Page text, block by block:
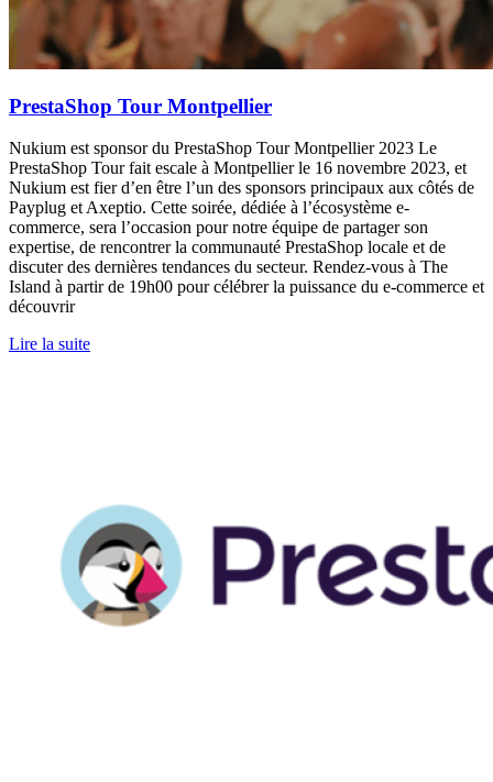
PrestaShop Tour Montpellier
Nukium est sponsor du PrestaShop Tour Montpellier 2023 Le
PrestaShop Tour fait escale à Montpellier le 16 novembre 2023, et
Nukium est fier d’en être l’un des sponsors principaux aux côtés de
Payplug et Axeptio. Cette soirée, dédiée à l’écosystème e-
commerce, sera l’occasion pour notre équipe de partager son
expertise, de rencontrer la communauté PrestaShop locale et de
discuter des dernières tendances du secteur. Rendez-vous à The
Island à partir de 19h00 pour célébrer la puissance du e-commerce et
découvrir
Lire la suite